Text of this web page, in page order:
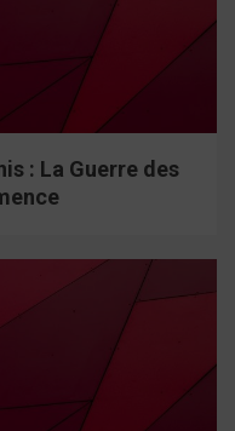
: La Guerre des